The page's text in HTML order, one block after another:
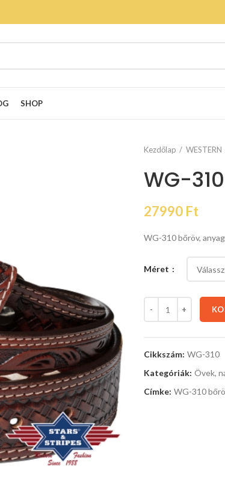
SHOP
Kezdőlap WESTERN
WG-
27990 Ft
WG-310 bőröv,
Méret
Cikkszám: WG-310
Kategóriák: Övek,
Címke: WG-310